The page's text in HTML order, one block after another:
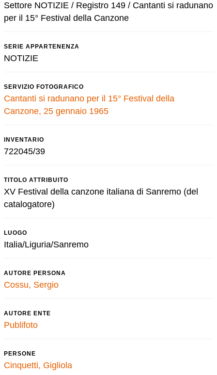
Settore NOTIZIE / Registro 149 / Cantanti si radunano
per il 15° Festival della Canzone
SERIE APPARTENENZA
NOTIZIE
SERVIZIO FOTOGRAFICO
Cantanti si radunano per il 15° Festival della
Canzone, 25 gennaio 1965
INVENTARIO
722045/39
TITOLO ATTRIBUITO
XV Festival della canzone italiana di Sanremo (del
catalogatore)
LUOGO
Italia/Liguria/Sanremo
AUTORE PERSONA
Cossu, Sergio
AUTORE ENTE
Publifoto
PERSONE
Cinquetti, Gigliola